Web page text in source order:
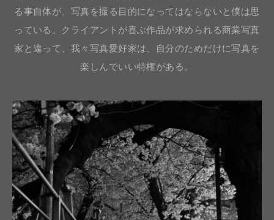
る事自体が、写真を撮る目的になってはならないと僕は思
っている。クライアントが喜ぶ作品が求められる商業写真
家と違って、我々写真愛好家は、自分のためだけに写真を
楽しんでいい特権がある。